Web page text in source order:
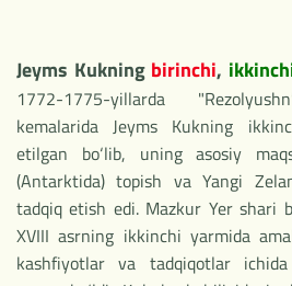
Jeyms Kukning birinchi,
1772-1775-yillarda
kemalarida Jeyms Kukning
etilgan bo‘lib, uning asosiy
(Antarktida) topish va Yangi
tadqiq etish edi. Mazkur Yer shari
XVIII asrning ikkinchi yarmida
kashfiyotlar va tadqiqotlar